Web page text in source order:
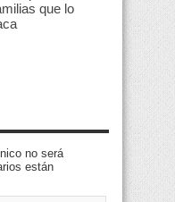
que lo
no será
están